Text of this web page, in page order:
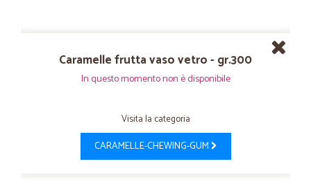
Caramelle frutta vaso vetro - gr.300
In questo momento non è disponibile
Visita la categoria
CARAMELLE-CHEWING-GUM